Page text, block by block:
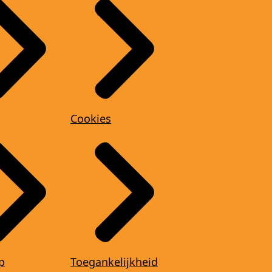
Cookies
Toegankelijkheid